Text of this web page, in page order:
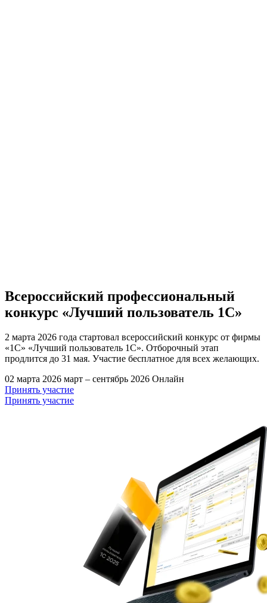
Всероссийский профессиональный
конкурс «Лучший пользователь 1С»
2 марта 2026 года стартовал всероссийский конкурс от фирмы
«1С» «Лучший пользователь 1С». Отборочный этап
продлится до 31 мая. Участие бесплатное для всех желающих.
02 марта 2026 март – сентябрь 2026 Онлайн
Принять участие
Принять участие